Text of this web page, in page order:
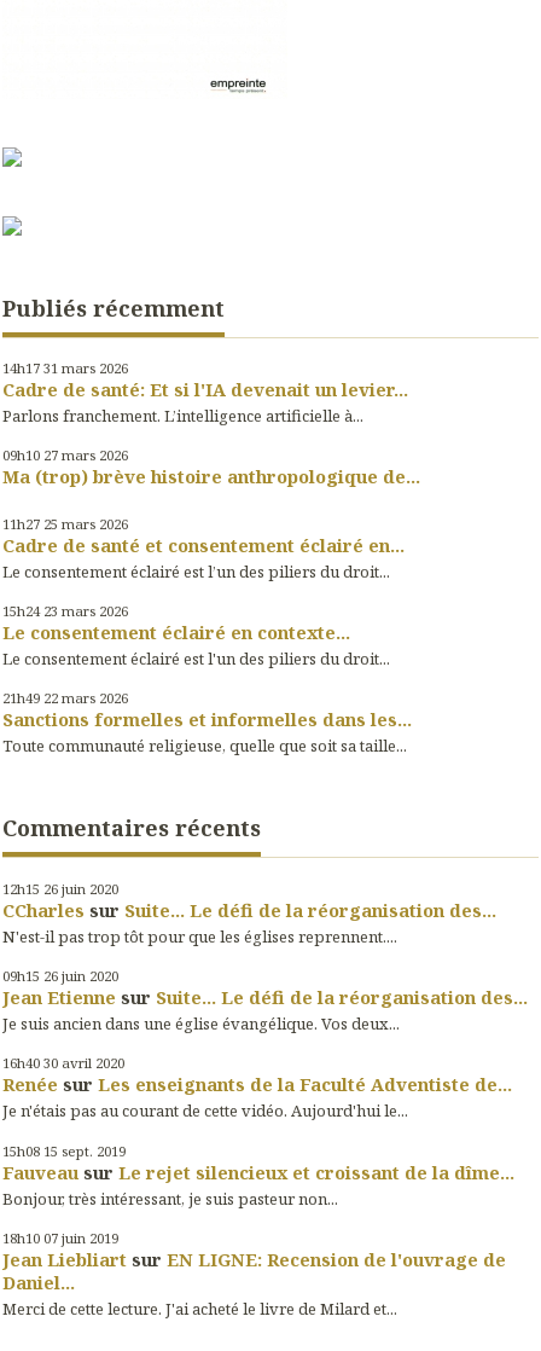
Publiés récemment
14h17 31 mars 2026
Cadre de santé: Et si l'IA devenait un levier...
Parlons franchement. L’intelligence artificielle à...
09h10 27 mars 2026
Ma (trop) brève histoire anthropologique de...
11h27 25 mars 2026
Cadre de santé et consentement éclairé en...
Le consentement éclairé est l’un des piliers du droit...
15h24 23 mars 2026
Le consentement éclairé en contexte...
Le consentement éclairé est l'un des piliers du droit...
21h49 22 mars 2026
Sanctions formelles et informelles dans les...
Toute communauté religieuse, quelle que soit sa taille...
Commentaires récents
12h15 26 juin 2020
CCharles sur Suite... Le défi de la réorganisation des...
N'est-il pas trop tôt pour que les églises reprennent....
09h15 26 juin 2020
Jean Etienne sur Suite... Le défi de la réorganisation des...
Je suis ancien dans une église évangélique. Vos deux...
16h40 30 avril 2020
Renée sur Les enseignants de la Faculté Adventiste de...
Je n'étais pas au courant de cette vidéo. Aujourd'hui le...
15h08 15 sept. 2019
Fauveau sur Le rejet silencieux et croissant de la dîme...
Bonjour, très intéressant, je suis pasteur non...
18h10 07 juin 2019
Jean Liebliart sur EN LIGNE: Recension de l'ouvrage de
Daniel...
Merci de cette lecture. J'ai acheté le livre de Milard et...